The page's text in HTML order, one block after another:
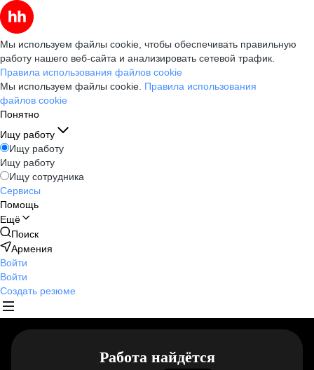
Мы используем файлы cookie, чтобы обеспечивать правильную
работу нашего веб-сайта и анализировать сетевой трафик.
Правила использования файлов cookie
Мы используем файлы cookie. Правила использования
файлов cookie
Понятно
Ищу работу
Ищу работу
Ищу работу
Ищу сотрудника
Сервисы
Помощь
Ещё
Поиск
Армения
Войти
Войти
Создать резюме
Работа найдётся